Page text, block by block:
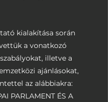
kialakítása során
a vonatkozó
illetve a
ajánlásokat,
az alábbiakra:
PARLAMENT ÉS A